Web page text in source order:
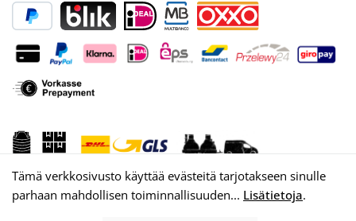
Tämä verkkosivusto käyttää evästeitä tarjotakseen sinulle
parhaan mahdollisen toiminnallisuuden... Lisätietoja.